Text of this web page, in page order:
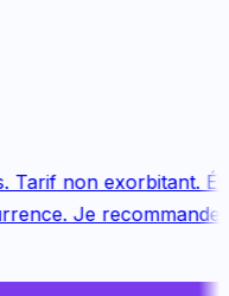
non exorbitant.
Je recommande